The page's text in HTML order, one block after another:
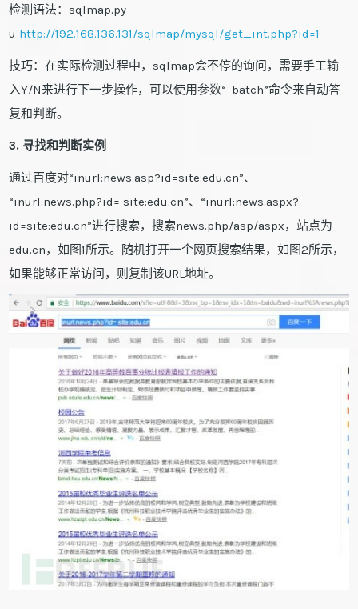
检测语法：sqlmap.py -
u http://192.168.136.131/sqlmap/mysql/get_int.php?id=1
技巧：在实际检测过程中，sqlmap会不停的询问，需要手工输
入Y/N来进行下一步操作，可以使用参数“–batch”命令来自动答
复和判断。
3. 寻找和判断实例
通过百度对“inurl:news.asp?id=site:edu.cn”、
“inurl:news.php?id= site:edu.cn”、“inurl:news.aspx?
id=site:edu.cn”进行搜索，搜索news.php/asp/aspx，站点为
edu.cn，如图1所示。随机打开一个网页搜索结果，如图2所示，
如果能够正常访问，则复制该URL地址。